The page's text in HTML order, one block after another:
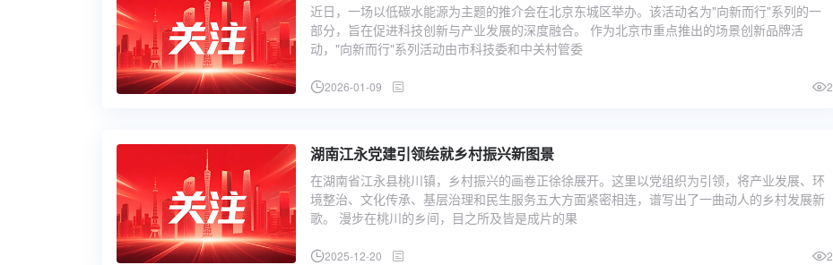
近日，一场以低碳水能源为主题的推介会在北京东城区举办。该活动名为"向新而行"系列的一
部分，旨在促进科技创新与产业发展的深度融合。 作为北京市重点推出的场景创新品牌活
动，"向新而行"系列活动由市科技委和中关村管委
2026-01-09 2
湖南江永党建引领绘就乡村振兴新图景
在湖南省江永县桃川镇，乡村振兴的画卷正徐徐展开。这里以党组织为引领，将产业发展、环
境整治、文化传承、基层治理和民生服务五大方面紧密相连，谱写出了一曲动人的乡村发展新
歌。 漫步在桃川的乡间，目之所及皆是成片的果
2025-12-20 2